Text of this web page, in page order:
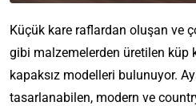
Küçük kare raflardan oluşan ve
gibi malzemelerden üretilen küp
kapaksız modelleri bulunuyor.
tasarlanabilen, modern ve